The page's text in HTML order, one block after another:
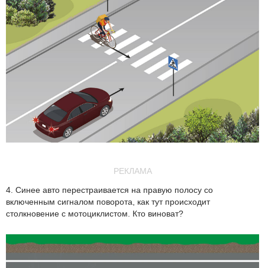
РЕКЛАМА
4. Синее авто перестраивается на правую полосу со
включенным сигналом поворота, как тут происходит
столкновение с мотоциклистом. Кто виноват?